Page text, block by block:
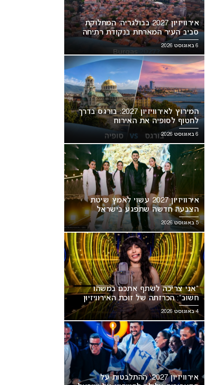
אירוויזיון 2027 בבולגריה: המחלוקת
סביב העיר המארחת בנקודת רתיחה
6 באוגוסט 2026
המירוץ לאירוויזיון 2027: בורגס בדרך
לחטוף לסופיה את האירוח
6 באוגוסט 2026
אירוויזיון 2027 עשוי לאמץ שיטת
הצבעה חדשה שתפגע בישראל
5 באוגוסט 2026
“אני צריכה לשתף אתכם במשהו
חשוב”: הכרזתה של זוכת האירוויזיון
מסעירה את הרשת
4 באוגוסט 2026
אירוויזיון 2027: ההתלבטות על